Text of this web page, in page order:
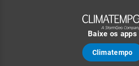
Baixe os apps
Climatempo